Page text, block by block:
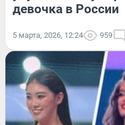
девочка в России
5 марта, 2026, 12:24 959